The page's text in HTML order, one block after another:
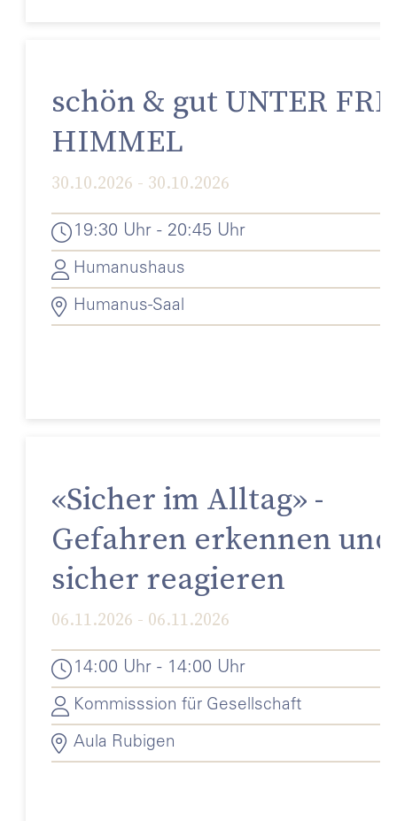
schön & gut UNTER
HIMMEL
30.10.2026 - 30.10.2026
19:30 Uhr - 20:45 Uhr
Humanushaus
Humanus-Saal
«Sicher im Alltag» -
Gefahren erkennen und
sicher reagieren
06.11.2026 - 06.11.2026
14:00 Uhr - 14:00 Uhr
Kommisssion für Gesellschaft
Aula Rubigen